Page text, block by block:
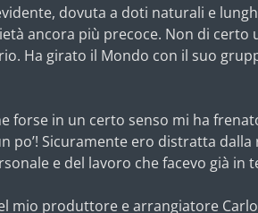
dovuta a doti naturali e
ancora più precoce. Non di certo
Ha girato il Mondo con il suo
forse in un certo senso mi ha
Sicuramente ero distratta dalla
e del lavoro che facevo già in
mio produttore e arrangiatore